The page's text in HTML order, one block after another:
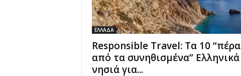
ΕΛΛΑΔΑ
Responsible Travel: Τα 10 “πέρα
από τα συνηθισμένα” Ελληνικά
νησιά για...